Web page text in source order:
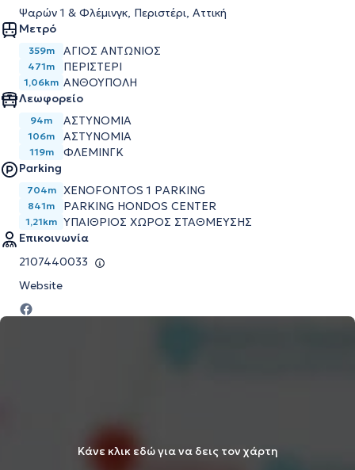
Ψαρών 1 & Φλέμινγκ, Περιστέρι, Αττική
Μετρό
359m ΑΓΙΟΣ ΑΝΤΩΝΙΟΣ
471m ΠΕΡΙΣΤΕΡΙ
1,06km ΑΝΘΟΥΠΟΛΗ
Λεωφορείο
94m ΑΣΤΥΝΟΜΙΑ
106m ΑΣΤΥΝΟΜΙΑ
119m
ΦΛΕΜΙΝΓΚ
Parking
704m XENOFONTOS 1 PARKING
841m PARKING HONDOS CENTER
1,21km ΥΠΑΙΘΡΙΟΣ ΧΩΡΟΣ ΣΤΑΘΜΕΥΣΗΣ
Επικοινωνία
2107440033
Website
Κάνε κλικ εδώ για να δεις τον χάρτη